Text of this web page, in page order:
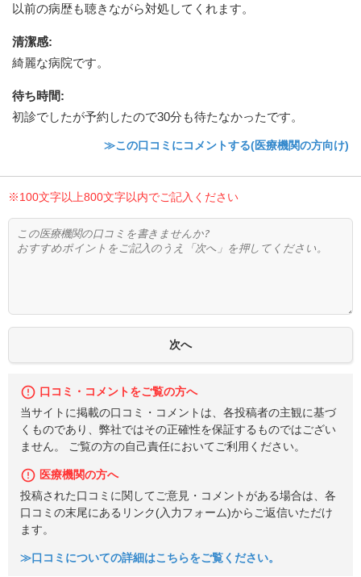
以前の病歴も聴きながら対処してくれます。
清潔感:
綺麗な病院です。
待ち時間:
初診でしたが予約したので30分も待たなかったです。
≫この口コミにコメントする(医療機関の方向け)
※100文字以上800文字以内でご記入ください
口コミ・コメントをご覧の方へ
当サイトに掲載の口コミ・コメントは、各投稿者の主観に基づ
くものであり、弊社ではその正確性を保証するものではござい
ません。 ご覧の方の自己責任においてご利用ください。
医療機関の方へ
投稿された口コミに関してご意見・コメントがある場合は、各
口コミの末尾にあるリンク(入力フォーム)からご返信いただけ
ます。
≫口コミについての詳細はこちらをご覧ください。